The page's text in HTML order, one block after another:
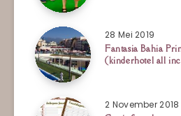
28 Mei 2019
Fantasia Bahia
(kinderhotel all
2 November 2018